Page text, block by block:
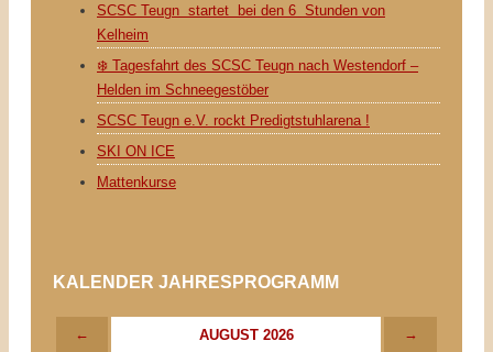
SCSC Teugn startet bei den 6 Stunden von
Kelheim
❄️ Tagesfahrt des SCSC Teugn nach Westendorf –
Helden im Schneegestöber
SCSC Teugn e.V. rockt Predigtstuhlarena !
SKI ON ICE
Mattenkurse
KALENDER JAHRESPROGRAMM
← AUGUST 2026 →